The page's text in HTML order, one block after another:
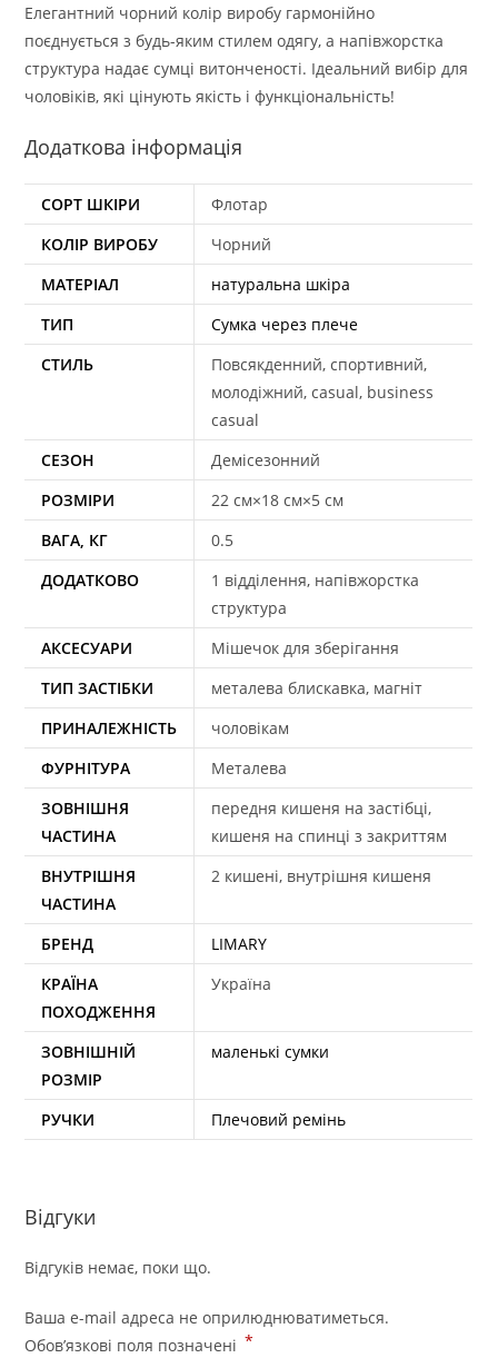
Елегантний чорний колір виробу гармонійно
поєднується з будь-яким стилем одягу, а напівжорстка
структура надає сумці витонченості. Ідеальний вибір для
чоловіків, які цінують якість і функціональність!
Додаткова інформація
СОРТ ШКІРИ
Флотар
КОЛІР ВИРОБУ
Чорний
МАТЕРІАЛ
натуральна шкіра
ТИП
Сумка через плече
СТИЛЬ
Повсякденний, спортивний,
молодіжний, casual, business
casual
СЕЗОН
Демісезонний
РОЗМІРИ
22 см×18 см×5 см
ВАГА, КГ
0.5
ДОДАТКОВО
1 відділення, напівжорстка
структура
АКСЕСУАРИ
Мішечок для зберігання
ТИП ЗАСТІБКИ
металева блискавка, магніт
ПРИНАЛЕЖНІСТЬ
чоловікам
ФУРНІТУРА
Металева
ЗОВНІШНЯ
ЧАСТИНА
передня кишеня на застібці,
кишеня на спинці з закриттям
ВНУТРІШНЯ
ЧАСТИНА
2 кишені, внутрішня кишеня
БРЕНД
LIMARY
КРАЇНА
ПОХОДЖЕННЯ
Україна
ЗОВНІШНІЙ
РОЗМІР
маленькі сумки
РУЧКИ Плечовий ремінь
Відгуки
Відгуків немає, поки що.
Ваша e-mail адреса не оприлюднюватиметься.
Обов’язкові поля позначені *